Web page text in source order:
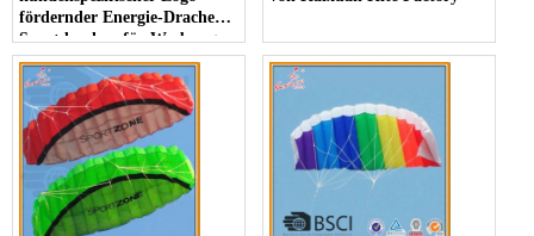
fördernder Energie-Drachen-
Sportdrachen für Werbung
im Freien